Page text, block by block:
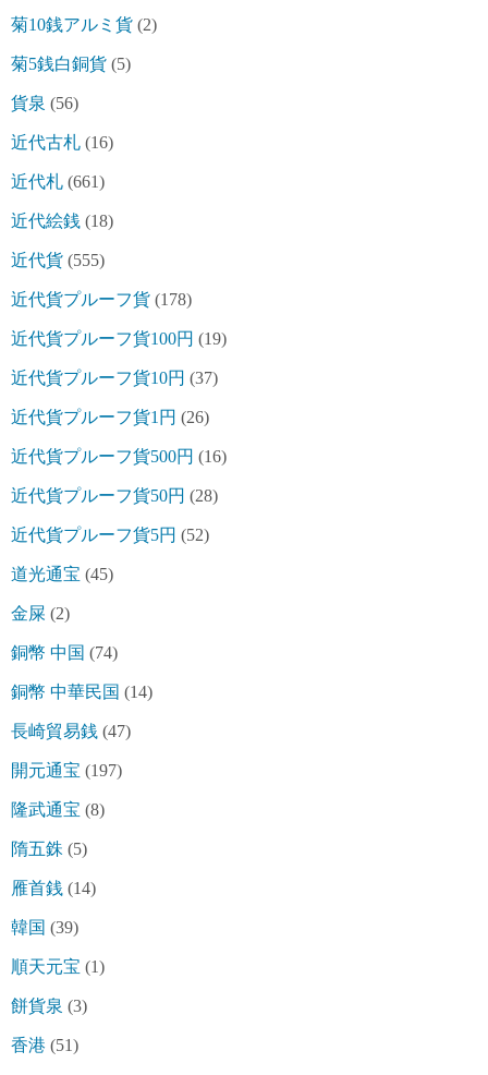
菊10銭アルミ貨 (2)
菊5銭白銅貨 (5)
貨泉 (56)
近代古札 (16)
近代札 (661)
近代絵銭 (18)
近代貨 (555)
近代貨プルーフ貨 (178)
近代貨プルーフ貨100円 (19)
近代貨プルーフ貨10円 (37)
近代貨プルーフ貨1円 (26)
近代貨プルーフ貨500円 (16)
近代貨プルーフ貨50円 (28)
近代貨プルーフ貨5円 (52)
道光通宝 (45)
金屎 (2)
銅幣 中国 (74)
銅幣 中華民国 (14)
長崎貿易銭 (47)
開元通宝 (197)
隆武通宝 (8)
隋五銖 (5)
雁首銭 (14)
韓国 (39)
順天元宝 (1)
餅貨泉 (3)
香港 (51)